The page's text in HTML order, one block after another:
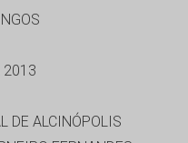
2013
DE ALCINÓPOLIS